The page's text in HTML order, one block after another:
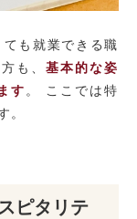
も就業できる職
も、基本的な姿
す 。 ここでは特
。
ピタリテ